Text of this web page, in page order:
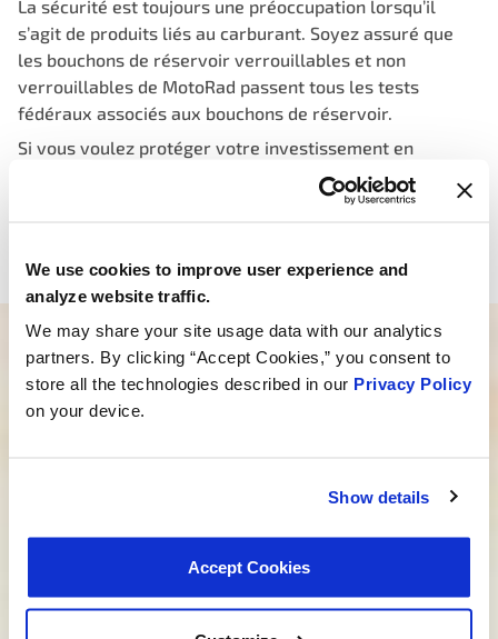
We use cookies to improve user experience and
analyze website traffic.
We may share your site usage data with our analytics
partners. By clicking “Accept Cookies,” you consent to
store all the technologies described in our Privacy Policy
on your device.
Show details
Accept Cookies
La sécurité est toujours une préoccupation lorsqu’il
s’agit de produits liés au carburant. Soyez assuré que
les bouchons de réservoir verrouillables et non
verrouillables de MotoRad passent tous les tests
fédéraux associés aux bouchons de réservoir.
Si vous voulez protéger votre investissement en
carburant, éliminer la possibilité d’évaporation du
carburant et avoir l’option d’un bouchon de réservoir
Vous avez besoin d’aide pour trouver le
bon produit ?
nous comment nous pouvons vous aider à trouver
une meilleure expérience commence ici.
Parlez à un spécialiste MotoRad